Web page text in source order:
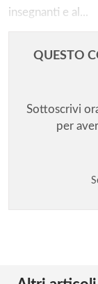
insegnanti e al...
QUESTO
Sottoscrivi
per